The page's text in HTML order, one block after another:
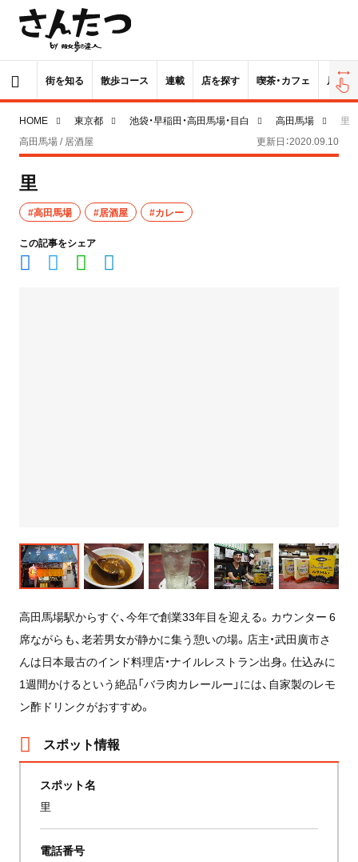
街を知る 散歩コース 連載 店を探す 喫茶・カフェ 居酒屋
HOME 東京都 池袋・早稲田・高田馬場・目白 高田馬場
里
高田馬場 / 居酒屋
更新日：2020.09.10
里
#高田馬場 #居酒屋 #カレー
この記事をシェア
高田馬場駅からすぐ、今年で創業33年目を迎える。カウンター 6
席ながらも、老若男女が静かに集う憩いの場。店主・武田廣市さ
んは日本最古のインド料理店・ナイルレストラン出身。仕込みに
1週間かけるという絶品「バラ肉カレールー」には、自家製のレモ
ン酢ドリンクがおすすめ。
スポット情報
スポット名
里
電話番号